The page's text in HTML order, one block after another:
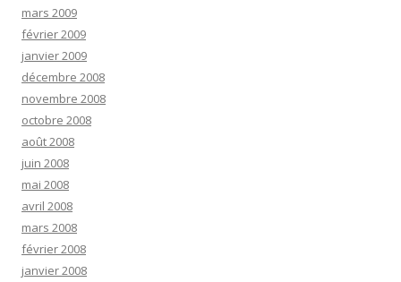
mars 2009
février 2009
janvier 2009
décembre 2008
novembre 2008
octobre 2008
août 2008
juin 2008
mai 2008
avril 2008
mars 2008
février 2008
janvier 2008